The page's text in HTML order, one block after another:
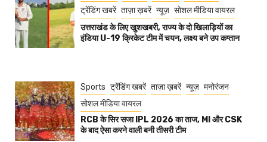
ट्रेंडिंग खबरें ताज़ा ख़बरें न्यूज़ सोशल मीडिया वायरल
उत्तराखंड के लिए खुशखबरी, राज्य के दो खिलाड़ियों का
इंडिया U-19 क्रिकेट टीम में चयन, लक्ष्य बने उप कप्तान
Sports ट्रेंडिंग खबरें ताज़ा ख़बरें न्यूज़ मनोरंजन
सोशल मीडिया वायरल
RCB के सिर सजा IPL 2026 का ताज, MI और CSK
के बाद ऐसा करने वाली बनी तीसरी टीम